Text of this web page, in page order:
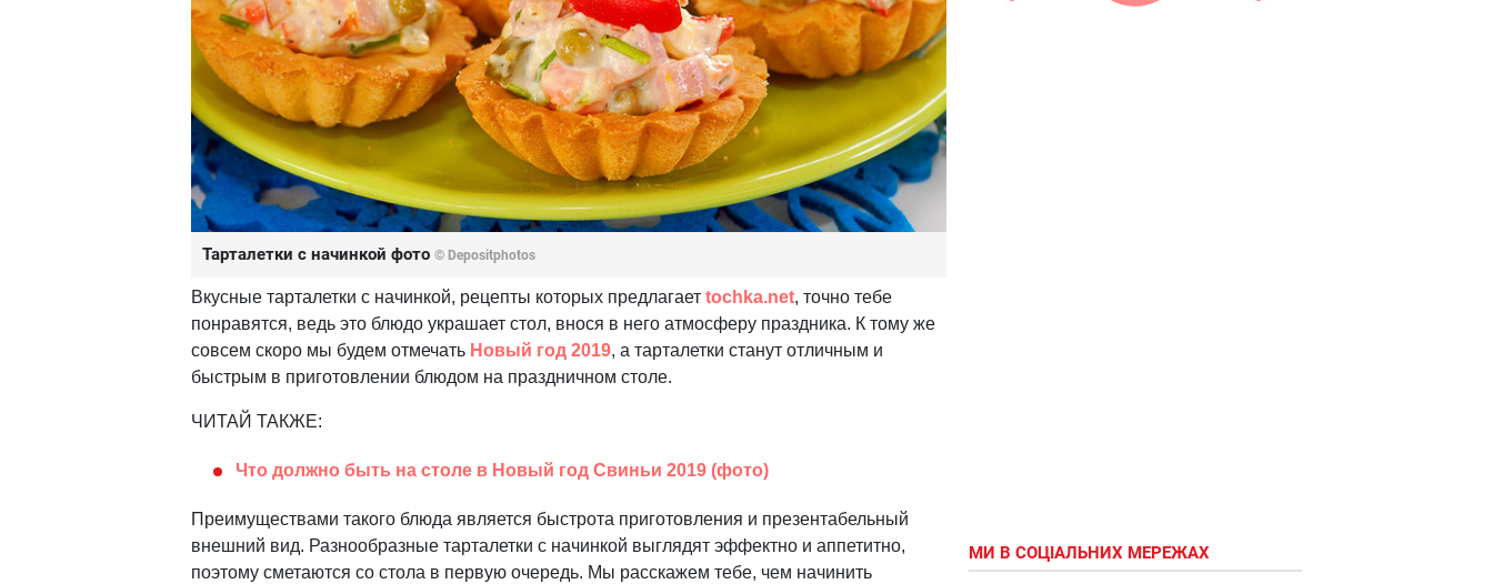
Тарталетки с начинкой фото © Depositphotos
Вкусные тарталетки с начинкой, рецепты которых предлагает tochka.net, точно тебе
понравятся, ведь это блюдо украшает стол, внося в него атмосферу праздника. К тому же
совсем скоро мы будем отмечать Новый год 2019, а тарталетки станут отличным и
быстрым в приготовлении блюдом на праздничном столе.
ЧИТАЙ ТАКЖЕ:
Что должно быть на столе в Новый год Свиньи 2019 (фото)
Преимуществами такого блюда является быстрота приготовления и презентабельный
внешний вид. Разнообразные тарталетки с начинкой выглядят эффектно и аппетитно,
поэтому сметаются со стола в первую очередь. Мы расскажем тебе, чем начинить
МИ В СОЦІАЛЬНИХ МЕРЕЖАХ